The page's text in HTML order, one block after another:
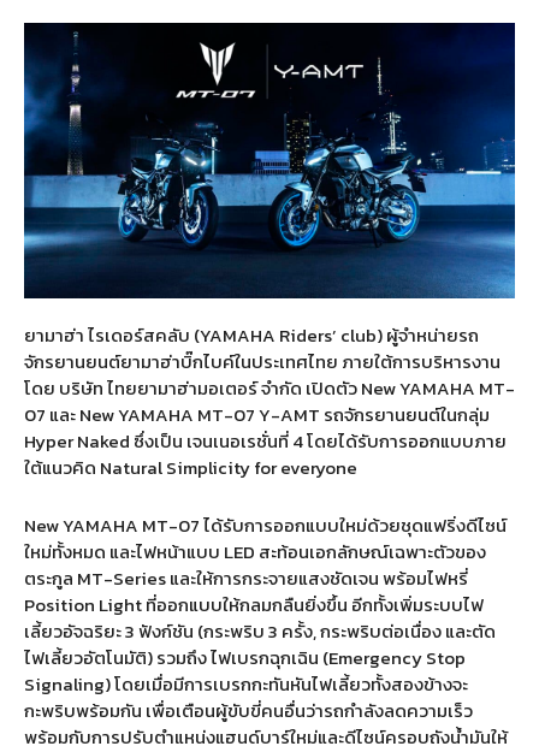
ยามาฮ่า ไรเดอร์สคลับ (YAMAHA Riders’ club)ผู้จำหน่ายรถ
จักรยานยนต์ยามาฮ่าบิ๊กไบค์ในประเทศไทย ภายใต้การบริหารงาน
โดย บริษัท ไทยยามาฮ่ามอเตอร์ จำกัด เปิดตัวNew YAMAHA MT-
07 และNew YAMAHA MT-07 Y-AMT รถจักรยานยนต์ในกลุ่ม
Hyper Naked ซึ่งเป็น เจนเนอเรชั่นที่4โดยได้รับการออกแบบภาย
ใต้แนวคิด Natural Simplicity for everyone
New YAMAHA MT-07ได้รับการออกแบบใหม่ด้วยชุดแฟริ่งดีไซน์
ใหม่ทั้งหมด และไฟหน้าแบบ LED สะท้อนเอกลักษณ์เฉพาะตัวของ
ตระกูล MT-Seriesและให้การกระจายแสงชัดเจน พร้อมไฟหรี่
Position Lightที่ออกแบบให้กลมกลืนยิ่งขึ้น อีกทั้งเพิ่มระบบไฟ
เลี้ยวอัจฉริยะ3ฟังก์ชัน (กระพริบ3 ครั้ง,กระพริบต่อเนื่อง และตัด
ไฟเลี้ยวอัตโนมัติ)รวมถึง ไฟเบรกฉุกเฉิน (Emergency Stop
Signaling)โดยเมื่อมีการเบรกกะทันหันไฟเลี้ยวทั้งสองข้างจะ
กะพริบพร้อมกัน เพื่อเตือนผู้ขับขี่คนอื่นว่ารถกำลังลดความเร็ว
พร้อมกับการปรับตำแหน่งแฮนด์บาร์ใหม่และดีไซน์ครอบถังน้ำมันให้